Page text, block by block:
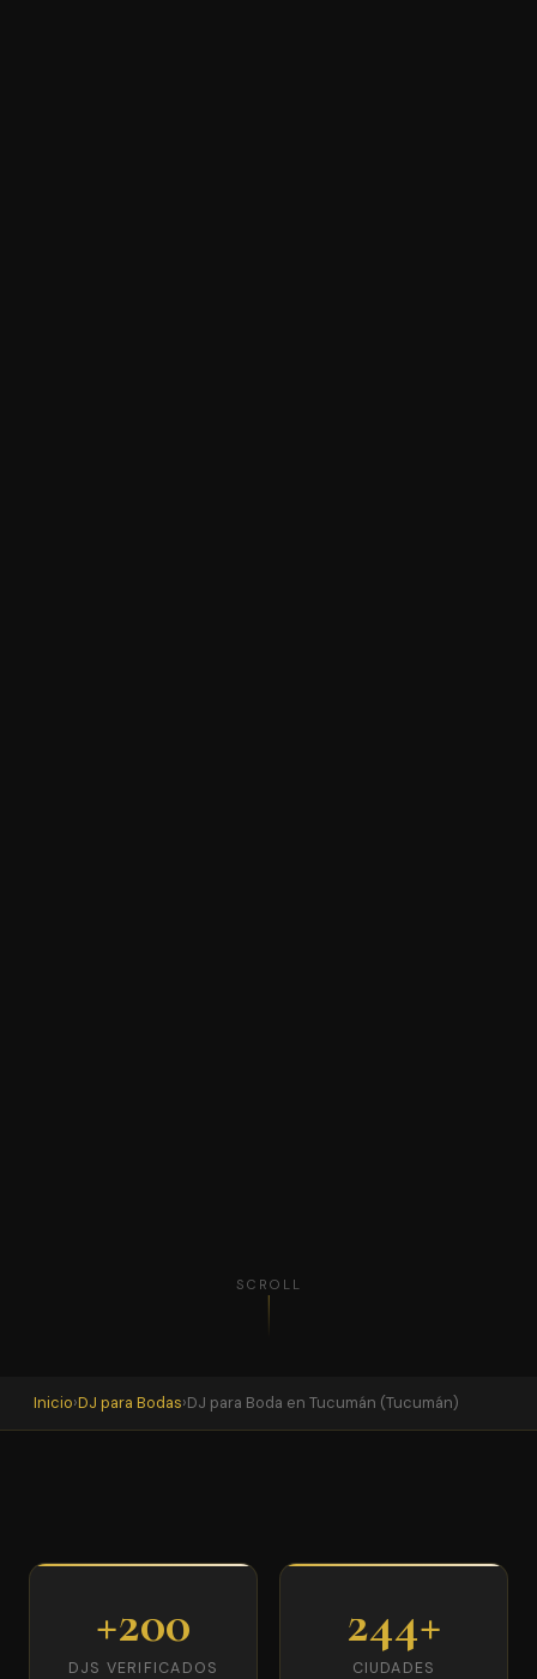
SCROLL
Inicio›DJ para Bodas›DJ para Boda en Tucumán (Tucumán)
+200
DJS VERIFICADOS
244+
CIUDADES